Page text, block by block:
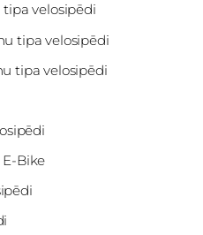
tipa velosipēdi
tipa velosipēdi
tipa velosipēdi
E-Bike